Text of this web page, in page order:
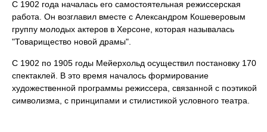
С 1902 года началась его самостоятельная режиссерская
работа. Он возглавил вместе с Александром Кошеверовым
группу молодых актеров в Херсоне, которая называлась
"Товарищество новой драмы".
С 1902 по 1905 годы Мейерхольд осуществил постановку 170
спектаклей. В это время началось формирование
художественной программы режиссера, связанной с поэтикой
символизма, с принципами и стилистикой условного театра.